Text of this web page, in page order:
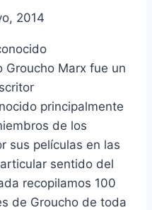
2014
Marx fue un
principalmente
de los
sus películas en las
sentido del
recopilamos 100
de Groucho de toda